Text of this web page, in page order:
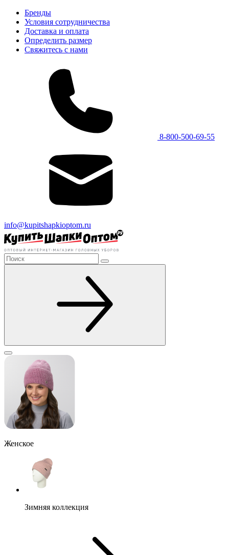
Бренды
Условия сотрудничества
Доставка и оплата
Определить размер
Свяжитесь с нами
8-800-500-69-55
info@kupitshapkioptom.ru
Женское
Зимняя коллекция